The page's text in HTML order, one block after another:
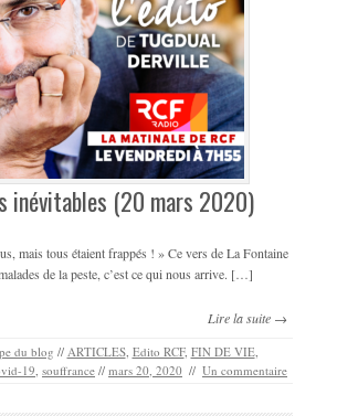
inévitables (20 mars 2020)
mais tous étaient frappés ! » Ce vers de La Fontaine
de la peste, c’est ce qui nous arrive. […]
Lire la suite →
du blog // ARTICLES, Edito RCF, FIN DE VIE,
19 souffrance // mars 20, 2020 // Un commentaire